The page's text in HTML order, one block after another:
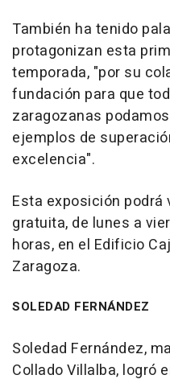
También ha tenido
protagonizan esta
temporada, "por su
fundación para que
zaragozanas
ejemplos de
excelencia".
Esta exposición
gratuita, de lunes a
horas, en el Edificio
Zaragoza.
SOLEDAD FERNÁNDEZ
Soledad Fernández,
Collado Villalba, logró